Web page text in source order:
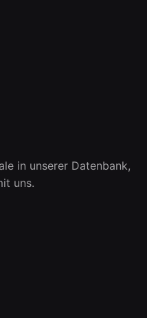
in unserer Datenbank,
uns.